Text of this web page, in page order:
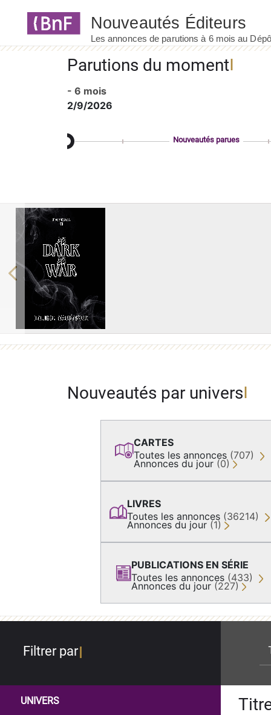
Parutions du moment
- 6 mois
2/9/2026
Nouveautés parues
Previous
Nouveautés par univers
CARTES
Toutes les annonces (707)
Annonces du jour (0)
LIVRES
Toutes les annonces (36214)
Annonces du jour (1)
PUBLICATIONS EN SÉRIE
Toutes les annonces (433)
Annonces du jour (227)
Filtrer par
UNIVERS